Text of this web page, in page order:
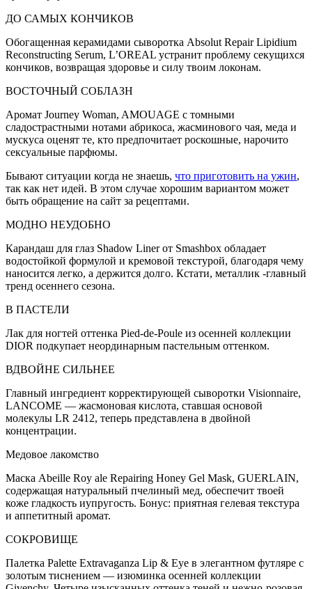
ДО САМЫХ КОНЧИКОВ
Обогащенная керамидами сыворотка Absolut Repair Lipidium
Reconstructing Serum, L’OREAL устранит проблему секущихся
кончиков, возвращая здоровье и силу твоим локонам.
ВОСТОЧНЫЙ СОБЛАЗН
Аромат Journey Woman, AMOUAGE с томными
сладострастными нотами абрикоса, жасминового чая, меда и
мускуса оценят те, кто предпочитает роскошные, нарочито
сексуальные парфюмы.
Бывают ситуации когда не знаешь, что приготовить на ужин,
так как нет идей. В этом случае хорошим вариантом может
быть обращение на сайт за рецептами.
МОДНО НЕУДОБНО
Карандаш для глаз Shadow Liner от Smashbox обладает
водостойкой формулой и кремовой текстурой, благодаря чему
наносится легко, а держится долго. Кстати, металлик -главный
тренд осеннего сезона.
В ПАСТЕЛИ
Лак для ногтей оттенка Pied-de-Poule из осенней коллекции
DIOR подкупает неординарным пастельным оттенком.
ВДВОЙНЕ СИЛЬНЕЕ
Главный ингредиент корректирующей сыворотки Visionnaire,
LANCOME — жасмоновая кислота, ставшая основой
молекулы LR 2412, теперь представлена в двойной
концентрации.
Медовое лакомство
Маска Abeille Roy ale Repairing Honey Gel Mask, GUERLAIN,
содержащая натуральный пчелиный мед, обеспечит твоей
коже гладкость иупругость. Бонус: приятная гелевая текстура
и аппетитный аромат.
СОКРОВИЩЕ
Палетка Palette Extravaganza Lip & Eye в элегантном футляре с
золотым тиснением — изюминка осенней коллекции